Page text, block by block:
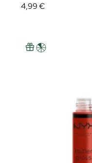
4,99 €